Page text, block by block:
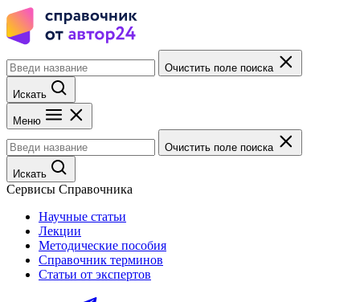
Очистить поле поиска
Искать
Меню
Очистить поле поиска
Искать
Сервисы Справочника
Научные статьи
Лекции
Методические пособия
Справочник терминов
Статьи от экспертов